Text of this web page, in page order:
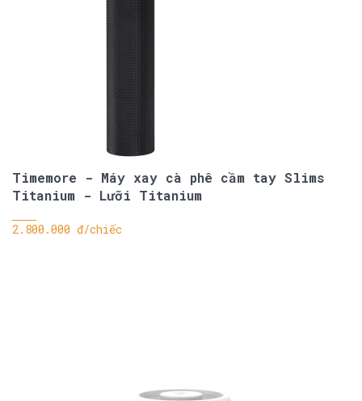
Timemore - Máy xay cà phê cầm tay Slims
Titanium - Lưỡi Titanium
2.800.000 đ/chiếc